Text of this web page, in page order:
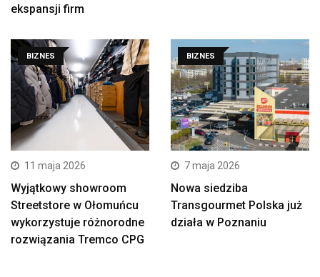
ekspansji firm
BIZNES
11 maja 2026
Wyjątkowy showroom
Streetstore w Ołomuńcu
wykorzystuje różnorodne
rozwiązania Tremco CPG
BIZNES
7 maja 2026
Nowa siedziba
Transgourmet Polska już
działa w Poznaniu